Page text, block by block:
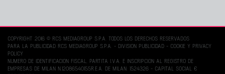
COPYRIGHT 2016 © RCS MEDIAGROUP S.P.A. TODOS LOS DERECHOS RESERVADOS
PARA LA PUBLICIDAD RCS MEDIAGROUP S.P.A. - DIVISION PUBLICIDAD - COOKIE Y PRIVACY
POLICY
NUMERO DE IDENTIFICACION FISCAL, PARTITA I.V.A. E INSCRIPCION AL REGISTRO DE
EMPRESAS DE MILAN N.12086540155R.E.A. DE MILAN: 1524326 - CAPITAL SOCIAL €